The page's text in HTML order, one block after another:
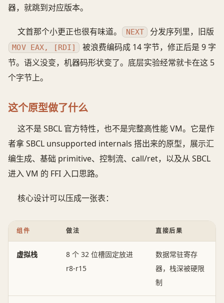
器，就跳到对应版本。
文首那个小更正也很有味道。 NEXT 分发序列里，旧版
MOV EAX, [RDI]
被浪费编码成 14 字节，修正后是 9 字
节。语义没变，机器码形状变了。底层实验经常就卡在这 5
个字节上。
这个原型做了什么
这不是 SBCL 官方特性，也不是完整高性能 VM。它是作
者拿 SBCL unsupported internals 搭出来的原型，展示汇
编生成、基础 primitive、控制流、call/ret，以及从 SBCL
进入 VM 的 FFI 入口思路。
核心设计可以压成一张表：
组件 做法 直接后果
虚拟栈
8 个 32 位槽固定放进
r8-r15
数据常驻寄存
器，栈深被硬限
制